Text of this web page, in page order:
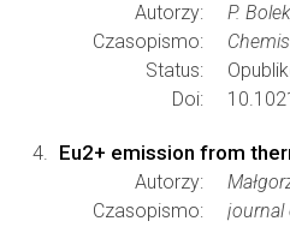
Autorzy:
P.
Czasopismo:
Status:
Doi:
Eu2+ emission from
Autorzy:
Czasopismo:
journal